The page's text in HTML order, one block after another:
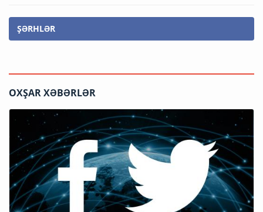
ŞƏRHLƏR
OXŞAR XƏBƏRLƏR